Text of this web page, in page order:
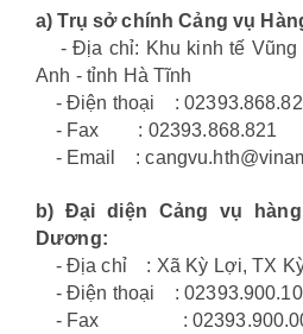
a) Trụ sở chính Cảng vụ
- Địa chỉ: Khu kinh tế Vũng
Anh - tỉnh Hà Tĩnh
- Điện thoại :
- Fax : 02393.868.821
- Email :
b) Đại diện Cảng vụ
Dương:
- Địa chỉ : Xã Kỳ Lợi, TX Kỳ
- Điện thoại :
- Fax :